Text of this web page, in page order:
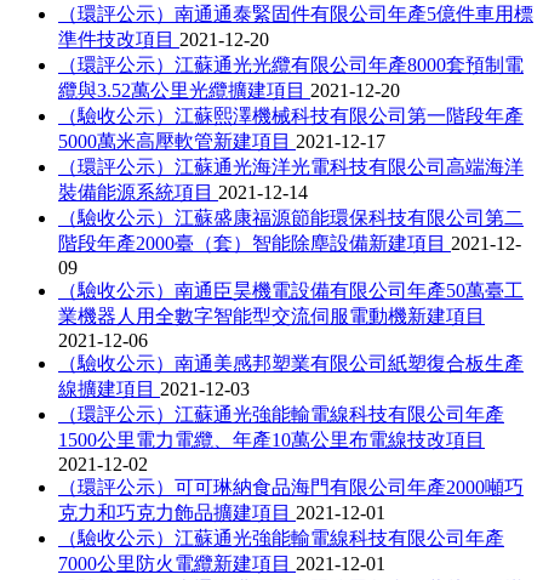
（環評公示）南通通泰緊固件有限公司年產5億件車用標
準件技改項目 2021-12-20
（環評公示）江蘇通光光纜有限公司年產8000套預制電
纜與3.52萬公里光纜擴建項目 2021-12-20
（驗收公示）江蘇熙澤機械科技有限公司第一階段年產
5000萬米高壓軟管新建項目 2021-12-17
（環評公示）江蘇通光海洋光電科技有限公司高端海洋
裝備能源系統項目 2021-12-14
（驗收公示）江蘇盛康福源節能環保科技有限公司第二
階段年產2000臺（套）智能除塵設備新建項目 2021-12-
09
（驗收公示）南通臣昊機電設備有限公司年產50萬臺工
業機器人用全數字智能型交流伺服電動機新建項目
2021-12-06
（驗收公示）南通美感邦塑業有限公司紙塑復合板生產
線擴建項目 2021-12-03
（環評公示）江蘇通光強能輸電線科技有限公司年產
1500公里電力電纜、年產10萬公里布電線技改項目
2021-12-02
（環評公示）可可琳納食品海門有限公司年產2000噸巧
克力和巧克力飾品擴建項目 2021-12-01
（驗收公示）江蘇通光強能輸電線科技有限公司年產
7000公里防火電纜新建項目 2021-12-01